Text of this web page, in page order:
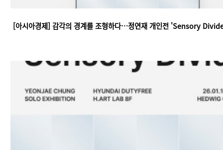
[아시아경제] 감각의 경계를 조형하다…정연재 개인전 'Sensory